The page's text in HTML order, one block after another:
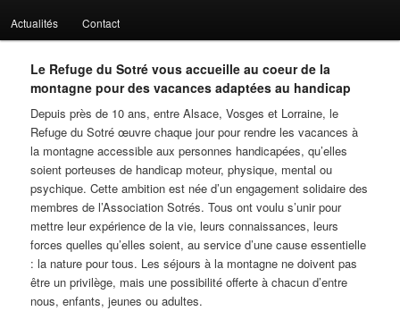
Actualités Contact
Le Refuge du Sotré vous accueille au coeur de la
montagne pour des vacances adaptées au handicap
Depuis près de 10 ans, entre Alsace, Vosges et Lorraine, le
Refuge du Sotré œuvre chaque jour pour rendre les vacances à
la montagne accessible aux personnes handicapées, qu’elles
soient porteuses de handicap moteur, physique, mental ou
psychique. Cette ambition est née d’un engagement solidaire des
membres de l’Association Sotrés. Tous ont voulu s’unir pour
mettre leur expérience de la vie, leurs connaissances, leurs
forces quelles qu’elles soient, au service d’une cause essentielle
: la nature pour tous. Les séjours à la montagne ne doivent pas
être un privilège, mais une possibilité offerte à chacun d’entre
nous, enfants, jeunes ou adultes.